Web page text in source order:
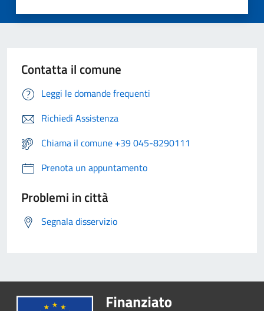
Contatta il comune
Leggi le domande frequenti
Richiedi Assistenza
Chiama il comune +39 045-8290111
Prenota un appuntamento
Problemi in città
Segnala disservizio